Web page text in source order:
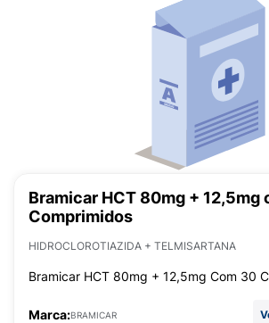
Bramicar HCT 80mg + 12,5mg
Comprimidos
HIDROCLOROTIAZIDA + TELMISARTANA
Bramicar HCT 80mg + 12,5mg Com 30
Marca:BRAMICAR